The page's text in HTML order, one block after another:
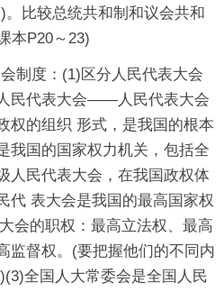
比较总统共和制和议会共和
本P20～23)
度：(1)区分人民代表大会
民代表大会——人民代表大会
权的组织 形式，是我国的根本
我国的国家权力机关，包括全
人民代表大会，在我国政权体
代 表大会是我国的最高国家权
会的职权：最高立法权、最高
监督权。(要把握他们的不同内
全国人大常委会是全国人民